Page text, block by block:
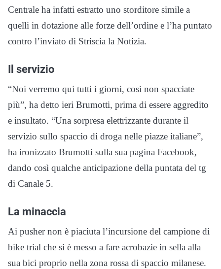
Centrale ha infatti estratto uno storditore simile a
quelli in dotazione alle forze dell’ordine e l’ha puntato
contro l’inviato di Striscia la Notizia.
Il servizio
“Noi verremo qui tutti i giorni, così non spacciate
più”, ha detto ieri Brumotti, prima di essere aggredito
e insultato. “Una sorpresa elettrizzante durante il
servizio sullo spaccio di droga nelle piazze italiane”,
ha ironizzato Brumotti sulla sua pagina Facebook,
dando così qualche anticipazione della puntata del tg
di Canale 5.
La minaccia
Ai pusher non è piaciuta l’incursione del campione di
bike trial che si è messo a fare acrobazie in sella alla
sua bici proprio nella zona rossa di spaccio milanese.